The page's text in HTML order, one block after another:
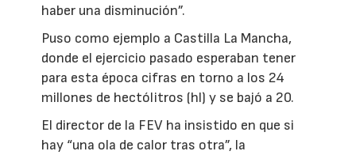
haber una disminución”.
Puso como ejemplo a Castilla La Mancha,
donde el ejercicio pasado esperaban tener
para esta época cifras en torno a los 24
millones de hectólitros (hl) y se bajó a 20.
El director de la FEV ha insistido en que si
hay “una ola de calor tras otra”, la